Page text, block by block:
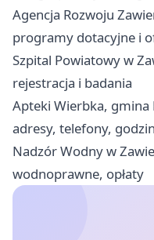
Agencja Rozwoju
programy dotacyjne i
Szpital Powiatowy w
rejestracja i badania
Apteki Wierbka, gmina
adresy, telefony,
Nadzór Wodny w
wodnoprawne, opłaty